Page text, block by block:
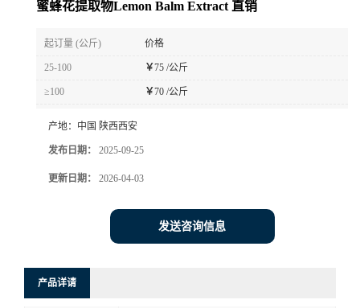
蜜蜂花提取物Lemon Balm Extract 直销
起订量 (公斤) 价格
25-100 ￥75 /公斤
≥100 ￥70 /公斤
产地： 中国 陕西西安
发布日期： 2025-09-25
更新日期： 2026-04-03
发送咨询信息
产品详请